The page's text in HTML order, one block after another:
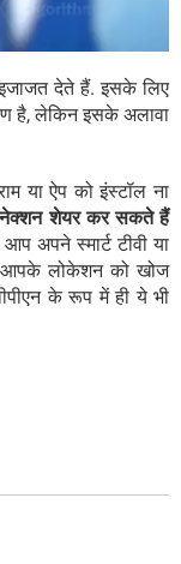
देते हैं. इसके लिए
है, लेकिन इसके अलावा
या ऐप को इंस्टॉल ना
शेयर कर सकते हैं
अपने स्मार्ट टीवी या
आपके लोकेशन को खोज
के रूप में ही ये भी